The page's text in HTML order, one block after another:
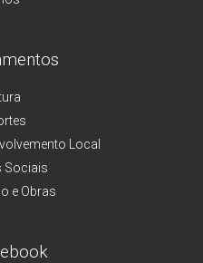
Local
Sociais
e Obras